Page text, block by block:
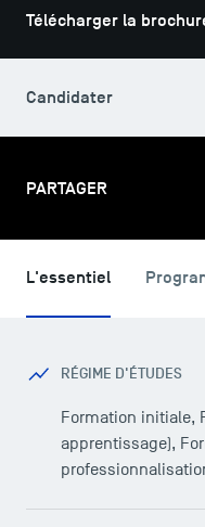
PARTAGER
Télécharger la
Candidater
L'essentiel
RÉGIME D'ÉTUDES
Formation initiale,
apprentissage),